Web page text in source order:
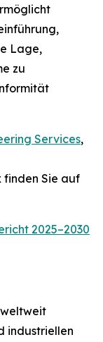
Lage,
zu
Services,
finden Sie auf
2025–2030
weltweit
industriellen